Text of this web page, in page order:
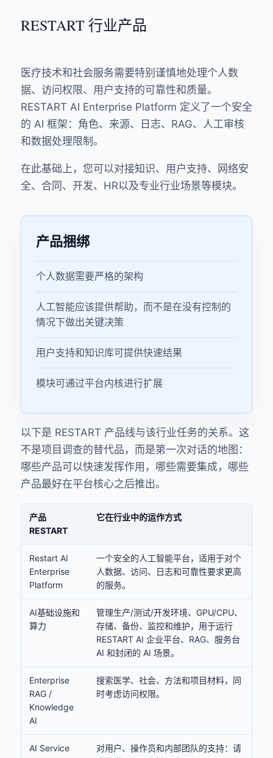
RESTART 行业产品
医疗技术和社会服务需要特别谨慎地处理个人数
据、访问权限、用户支持的可靠性和质量。
RESTART AI Enterprise Platform 定义了一个安全
的 AI 框架：角色、来源、日志、RAG、人工审核
和数据处理限制。
在此基础上，您可以对接知识、用户支持、网络安
全、合同、开发、HR以及专业行业场景等模块。
产品捆绑
个人数据需要严格的架构
人工智能应该提供帮助，而不是在没有控制的
情况下做出关键决策
用户支持和知识库可提供快速结果
模块可通过平台内核进行扩展
以下是 RESTART 产品线与该行业任务的关系。这
不是项目调查的替代品，而是第一次对话的地图：
哪些产品可以快速发挥作用，哪些需要集成，哪些
产品最好在平台核心之后推出。
产品
RESTART
它在行业中的运作方式
Restart AI
Enterprise
Platform
一个安全的人工智能平台，适用于对个
人数据、访问、日志和可靠性要求更高
的服务。
AI基础设施和
算力
管理生产/测试/开发环境、GPU/CPU、
存储、备份、监控和维护，用于运行
RESTART AI 企业平台、RAG、服务台
AI 和封闭的 AI 场景。
Enterprise
RAG /
Knowledge
AI
搜索医学、社会、方法和项目材料，同
时考虑访问权限。
AI Service
对用户、操作员和内部团队的支持：请